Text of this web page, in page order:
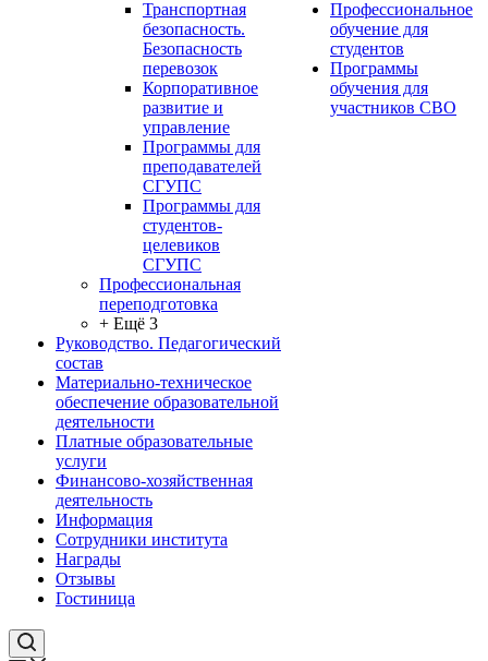
Транспортная
безопасность.
Безопасность
перевозок
Корпоративное
развитие и
управление
Программы для
преподавателей
СГУПС
Программы для
студентов-
целевиков
СГУПС
Профессиональная
переподготовка
+ Ещё 3
Руководство. Педагогический
состав
Материально-техническое
обеспечение образовательной
деятельности
Платные образовательные
услуги
Финансово-хозяйственная
деятельность
Информация
Сотрудники института
Награды
Отзывы
Гостиница
Профессиональное
обучение для
студентов
Программы
обучения для
участников СВО